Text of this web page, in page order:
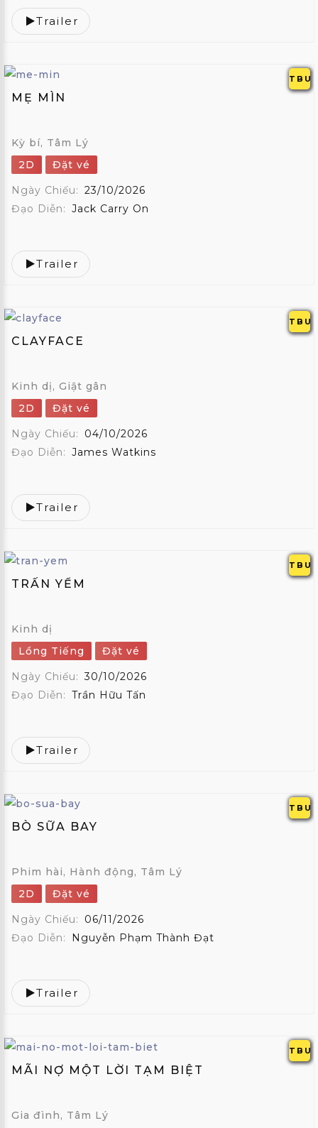
Trailer
TBU
MẸ MÌN
Kỳ bí, Tâm Lý
2D
Đặt vé
Ngày Chiếu: 23/10/2026
Đạo Diễn: Jack Carry On
Trailer
TBU
CLAYFACE
Kinh dị, Giật gân
2D
Đặt vé
Ngày Chiếu:
04/10/2026
Đạo Diễn: James Watkins
Trailer
TBU
TRẤN YỂM
Kinh dị
Lồng Tiếng
Đặt vé
Ngày Chiếu: 30/10/2026
Đạo Diễn: Trần Hữu Tấn
Trailer
TBU
BÒ SỮA BAY
Phim hài, Hành động, Tâm Lý
2D
Đặt vé
Ngày Chiếu:
06/11/2026
Đạo Diễn:
Nguyễn Phạm Thành Đạt
Trailer
TBU
MÃI NỢ MỘT LỜI TẠM BIỆT
Gia đình, Tâm Lý